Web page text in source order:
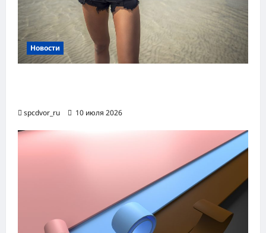
Новости
spcdvor_ru 10 июля 2026